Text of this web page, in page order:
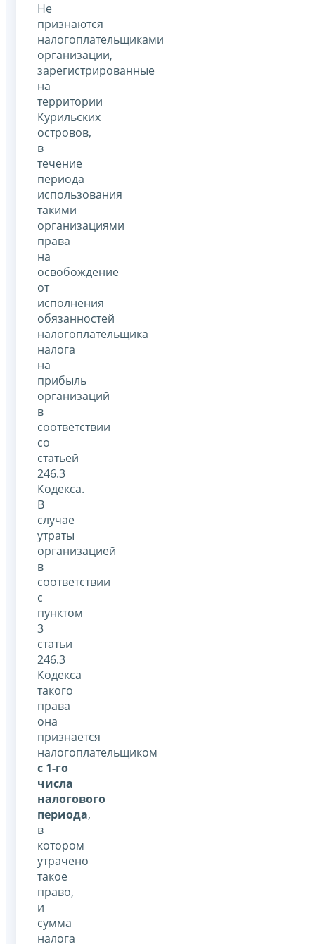
Не
признаются
налогоплательщиками
организации,
зарегистрированные
на
территории
Курильских
островов,
в
течение
периода
использования
такими
организациями
права
на
освобождение
от
исполнения
обязанностей
налогоплательщика
налога
на
прибыль
организаций
в
соответствии
со
статьей
246.3
Кодекса.
В
случае
утраты
организацией
в
соответствии
с
пунктом
3
статьи
246.3
Кодекса
такого
права
она
признается
налогоплательщиком
с 1-го
числа
налогового
периода,
в
котором
утрачено
такое
право,
и
сумма
налога